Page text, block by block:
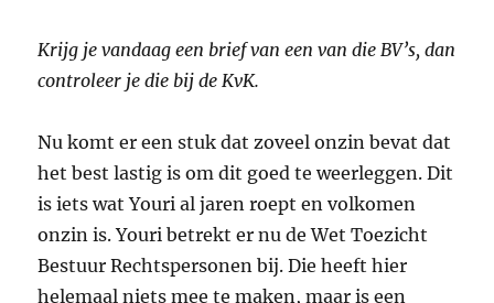
Krijg je vandaag een brief van een van die BV’s, dan
controleer je die bij de KvK.
Nu komt er een stuk dat zoveel onzin bevat dat
het best lastig is om dit goed te weerleggen. Dit
is iets wat Youri al jaren roept en volkomen
onzin is. Youri betrekt er nu de Wet Toezicht
Bestuur Rechtspersonen bij. Die heeft hier
helemaal niets mee te maken, maar is een